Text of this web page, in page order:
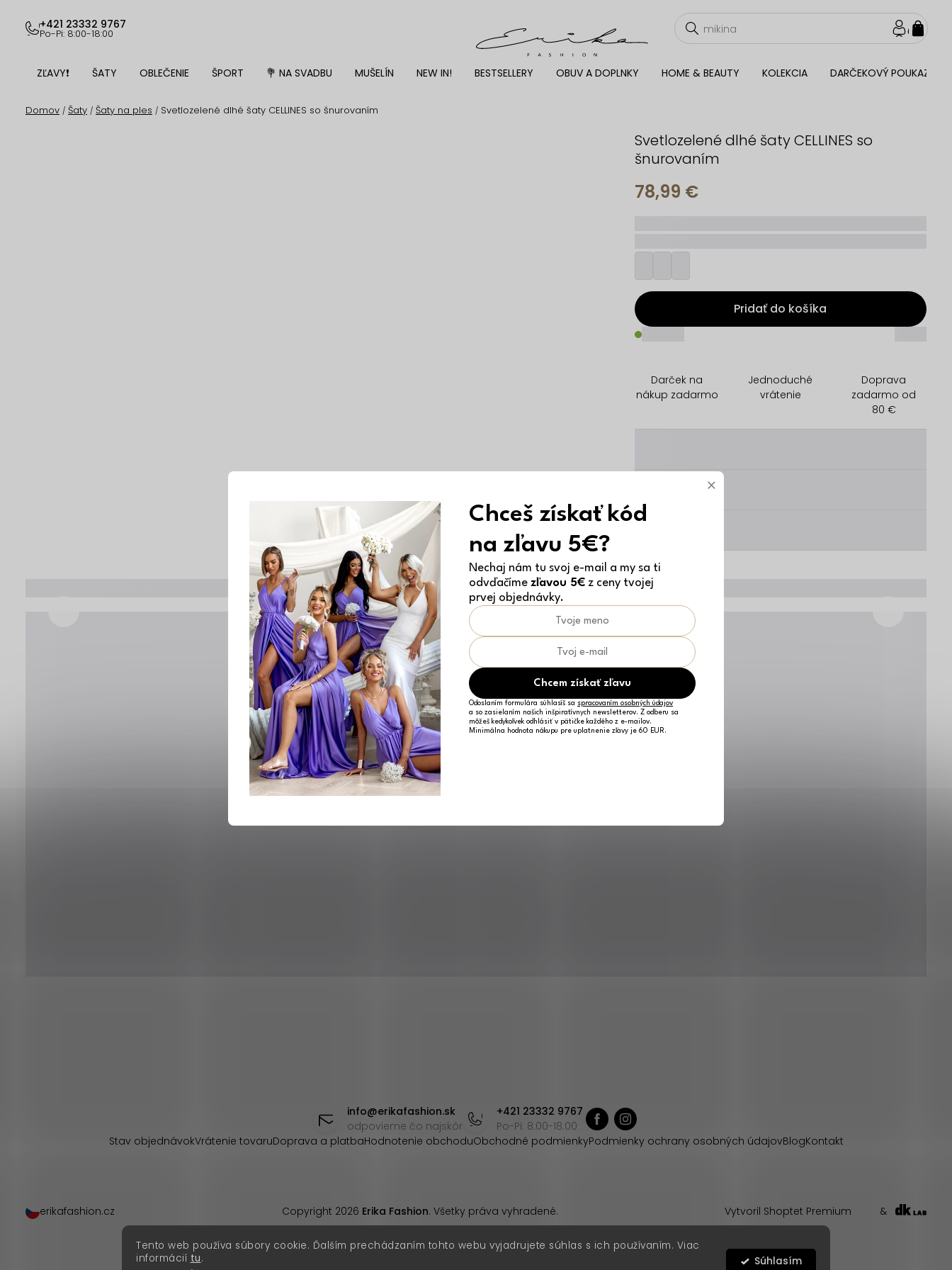
Tento web používa súbory cookie. Ďalším prechádzaním tohto webu vyjadrujete súhlas s ich používaním. Viac
informácií tu. Súhlasím
obsah
+421 23332 9767
Po-Pi: 8:00-18:00
ZĽAVY❗ ŠATY OBLEČENIE ŠPORT 💐 NA SVADBU MUŠELÍN NEW IN! BESTSELLERY OBUV A DOPLNKY HOME & BEAUTY KOLEKCIA DARČEKOVÝ POUKAZ
Domov / Šaty / Šaty na ples / Svetlozelené dlhé šaty CELLINES so šnurovaním
Svetlozelené dlhé šaty CELLINES so
šnurovaním
78,99 €
Pridať do košíka
_____
Darček na
nákup zadarmo
Jednoduché
vrátenie
Doprava
zadarmo od
80 €
________
info@erikafashion.sk
odpovieme čo najskôr
+421 23332 9767
Po-Pi: 8:00-18:00
Stav objednávokVrátenie tovaruDoprava a platbaHodnotenie obchoduObchodné podmienkyPodmienky ochrany osobných údajovBlogKontakt
Vytvoril Shoptet Premium &
Copyright 2026 Erika Fashion. Všetky práva vyhradené.
erikafashion.cz
×
Chceš získať kód
na zľavu 5€?
Nechaj nám tu svoj e-mail a my sa ti
odvďačíme zľavou 5€ z ceny tvojej
prvej objednávky.
Chcem získať zľavu
Odoslaním formulára súhlasíš sa spracovaním osobných údajov
a so zasielaním našich inšpiratívnych newsletterov. Z odberu sa
môžeš kedykoľvek odhlásiť v pätičke každého z e-mailov.
Minimálna hodnota nákupu pre uplatnenie zľavy je 60 EUR.